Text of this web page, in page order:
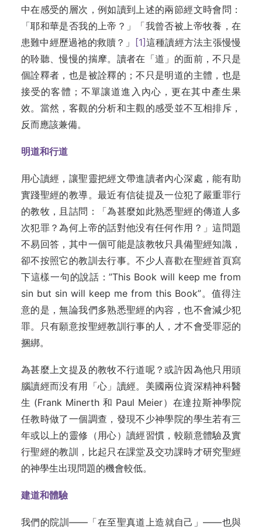
中在感受的層次，例如讀到上述的兩節經文時會問：
「耶和華是否我的上帝？」「我曾否被上帝牧養，在
患難中經歷過祂的救贖？」
[1]這種讀經方法主張慢慢
的聆聽、慢慢的揣摩。讀者在「道」的面前，不只是
個詮釋者，也是被詮釋的；不只是明道的主體，也是
接受的客體；不單讓道進入內心，更在其中產生果
效。當然，客觀的分析和主觀的感受並不互相排斥，
反而應該兼備。
明道和行道
用心讀經，讓聖靈把經文帶進讀者內心深處，能有助
實踐聖經的教導。最近有信徒提及一位犯了嚴重罪行
的教牧，且詰問：「為甚麼如此熟悉聖經的傳道人多
次犯罪？為何上帝的話對他没有任何作用？」這問題
不易回答，其中一個可能是該教牧只具備聖經知識，
卻不按照它的教訓去行事。不少人喜歡在聖經首頁寫
下這樣一句的說話：”This Book will keep me from
sin but sin will keep me from this Book”。值得注
意的是，無論我們多熟悉聖經的內容，也不會減少犯
罪。只有願意按聖經教訓行事的人，才不會受罪惡的
捆綁。
為甚麼上文提及的教牧不行道呢？或許因為他只用頭
腦讀經而没有用「心」讀經。美國兩位資深精神科醫
生 (Frank Minerth 和 Paul Meier）在達拉斯神學院
任教時做了一個調查，發現不少神學院的學生若有三
年或以上的靈修（用心）讀經習慣，較願意體驗及實
行聖經的教訓，比起只在課堂及交功課時才研究聖經
的神學生出現問題的機會較低。
建道和體驗
我們的院訓——「在至聖真道上造就自己」——也與